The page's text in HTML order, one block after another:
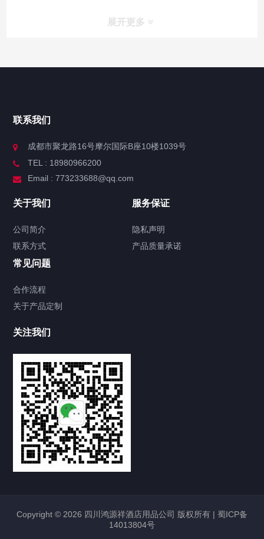
展开更多
联系我们
成都市聚龙路16号摩尔国际B座10楼1039号
TEL : 18980966200
Email : 773233688@qq.com
关于我们
公司简介
联系方式
服务保证
隐私声明
产品质量承诺
常见问题
合作流程
关于产品定制
关注我们
Copyright © 2026 四川鸿源祥酒店用品公司 版权所有 | 蜀ICP备
14013804号